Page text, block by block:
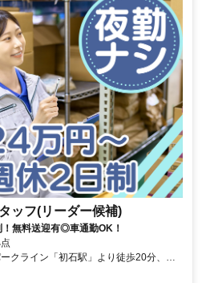
ッフ(リーダー候補)
無料送迎有◎車通勤OK！
クライン「初石駅」より徒歩20分、無